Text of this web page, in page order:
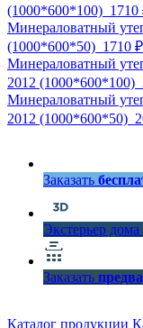
(1000*600*100) 1710
Минераловатный
(1000*600*50) 1710 ₽
Минераловатный
2012 (1000*600*100)
Минераловатный
2012 (1000*600*50)
Заказать
Экстерьер дома
Заказать
Каталог продукции